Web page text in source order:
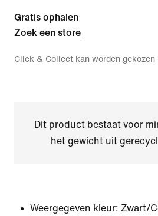
Gratis ophalen
Zoek een store
Click & Collect kan worden
Dit product bestaat voor
het gewicht uit
Weergegeven kleur: Zwart/